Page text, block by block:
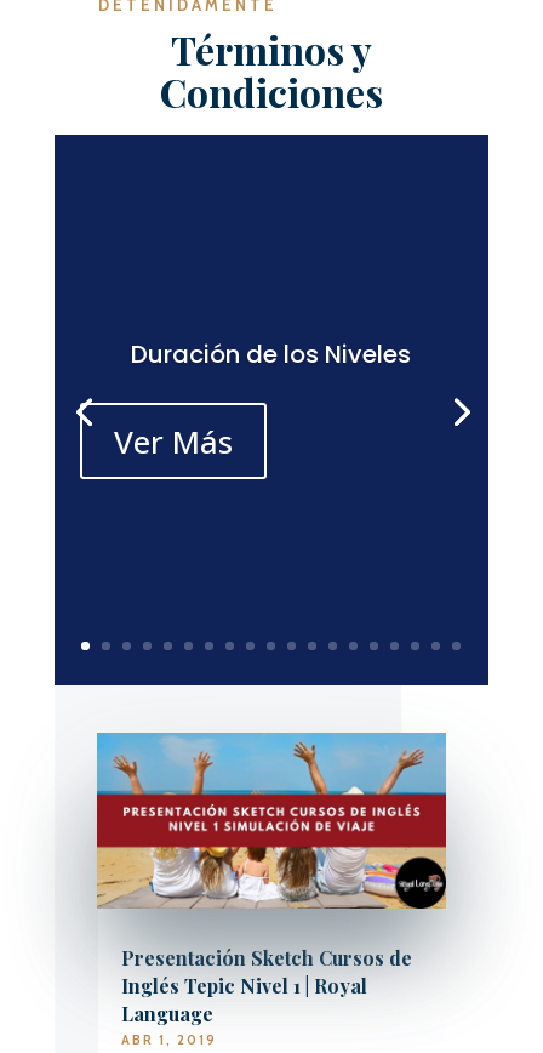
DETENIDAMENTE
Términos y
Condiciones
Duración de los Niveles
Ver Más
Presentación Sketch Cursos de
Inglés Tepic Nivel 1 | Royal
Language
ABR 1, 2019